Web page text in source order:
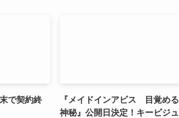
で契約終
『メイドインアビス 目覚める
神秘』公開日決定！キービジュ